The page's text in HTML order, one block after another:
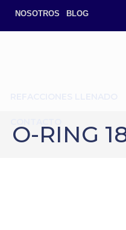
NOSOTROS BLOG
O-RING